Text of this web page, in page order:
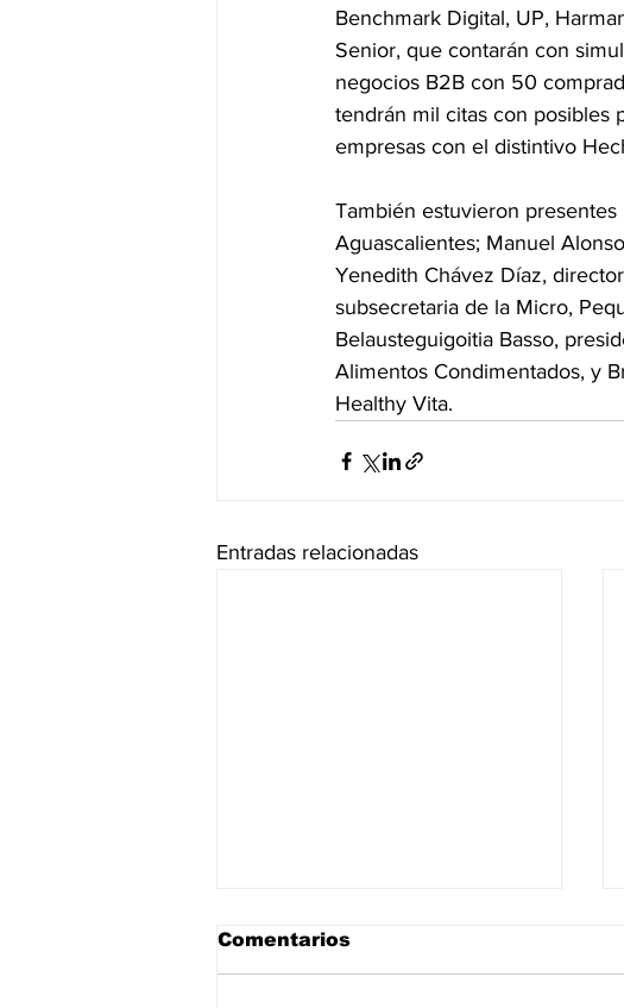
Benchmark Digital, UP,
Senior, que contarán con
negocios B2B con 50
tendrán mil citas con posibles
empresas con el distintivo
También estuvieron
Aguascalientes; Manuel
Yenedith Chávez Díaz,
subsecretaria de la Micro,
Belausteguigoitia Basso,
Alimentos Condimentados, y
Healthy Vita.
Entradas relacionadas
Comentarios